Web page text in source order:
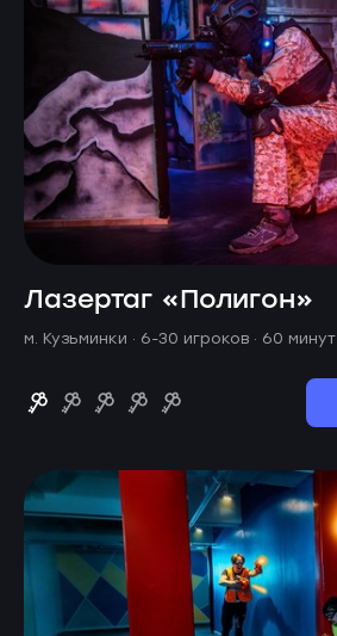
Лазертаг «Полигон»
м. Кузьминки · 6-30 игроков · 60 минут